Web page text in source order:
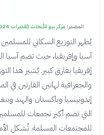
المصدر: مركز بيو للأبحاث (تقديرات 2024)
آسيا وإفريقيا، حيث تضم آسيا
إفريقيا بفارق كبير. يُشير هذا
والجغرافية لهاتين القارتين في
إندونيسيا وباكستان والهند
التي تضم أكبر تجمعات
للمجتمعات المسلمة. تُشكل